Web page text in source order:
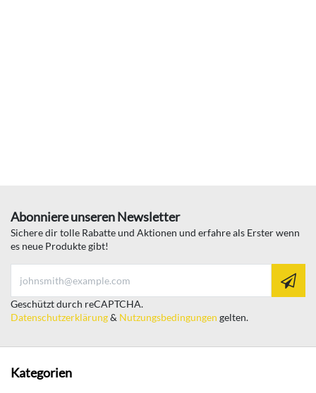
Abonniere unseren Newsletter
Sichere dir tolle Rabatte und Aktionen und erfahre als Erster wenn
es neue Produkte gibt!
Geschützt durch reCAPTCHA.
Datenschutzerklärung& Nutzungsbedingungen gelten.
Kategorien